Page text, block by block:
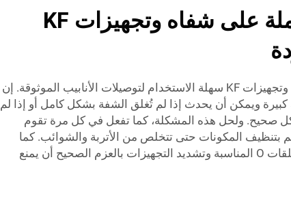
أسعار الجملة على شفاه وتجهيزات KF
كما تعلم، فإن شفاه وتجهيزات KF سهلة الاستخدام لتوصيلات الأنابيب الموثوقة. إن
ويمكن أن يحدث إذا لم تُغلق الشفة بشكل كامل أو إذا لم
صحيح. ولحل هذه المشكلة، كما تفعل في كل مرة تقوم
بتنظيف المكونات حتى تتخلص من الأتربة والشوائب. كما
يمكن لاستخدام الحلقات O المناسبة وتشديد التجهيزات بالعزم الصحيح أن يمنع